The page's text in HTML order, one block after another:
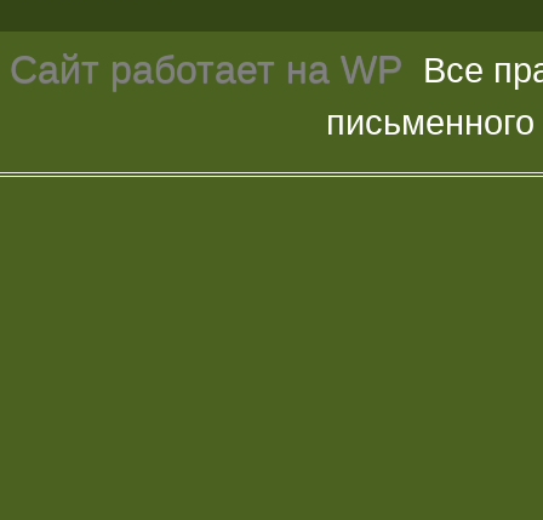
Сайт работает на WP
Все